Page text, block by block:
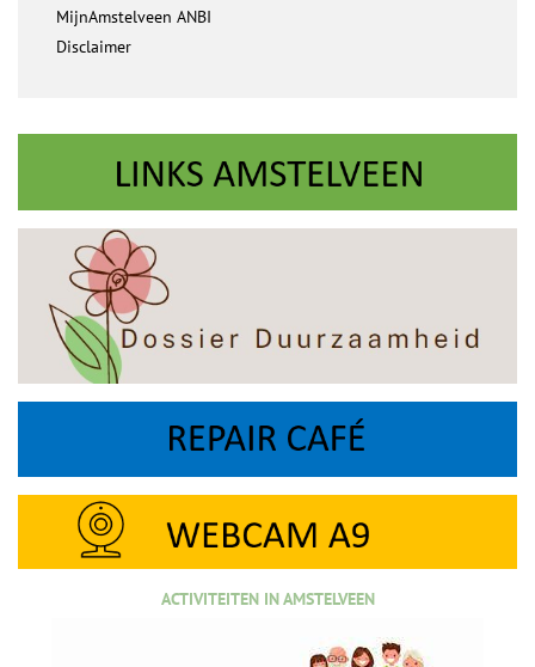
MijnAmstelveen ANBI
Disclaimer
ACTIVITEITEN IN AMSTELVEEN